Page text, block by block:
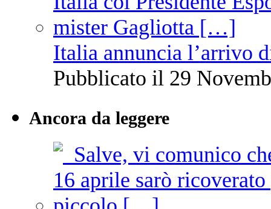
Italia annuncia l’arrivo
Pubblicato il 29
Ancora da leggere